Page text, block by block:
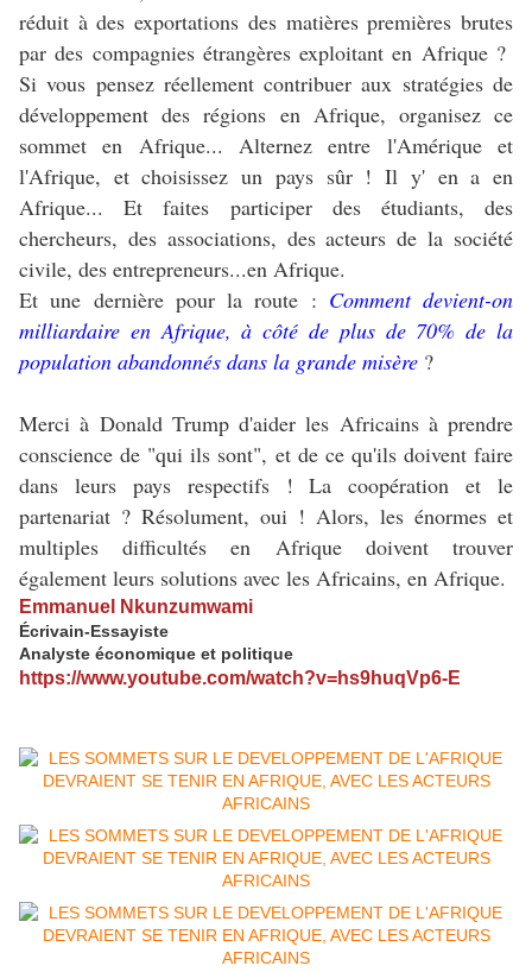
réduit à des exportations des matières premières brutes
par des compagnies étrangères exploitant en Afrique ?
Si vous pensez réellement contribuer aux stratégies de
développement des régions en Afrique, organisez ce
sommet en Afrique... Alternez entre l'Amérique et
l'Afrique, et choisissez un pays sûr ! Il y' en a en
Afrique... Et faites participer des étudiants, des
chercheurs, des associations, des acteurs de la société
civile, des entrepreneurs...en Afrique.
Et une dernière pour la route : Comment devient-on
milliardaire en Afrique, à côté de plus de 70% de la
population abandonnés dans la grande misère ?
Merci à Donald Trump d'aider les Africains à prendre
conscience de "qui ils sont", et de ce qu'ils doivent faire
dans leurs pays respectifs ! La coopération et le
partenariat ? Résolument, oui ! Alors, les énormes et
multiples difficultés en Afrique doivent trouver
également leurs solutions avec les Africains, en Afrique.
Emmanuel Nkunzumwami
Écrivain-Essayiste
Analyste économique et politique
https://www.youtube.com/watch?v=hs9huqVp6-E